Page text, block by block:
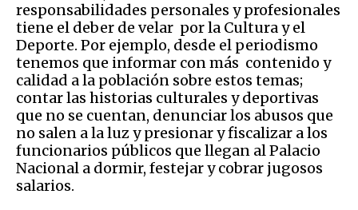
responsabilidades personales y profesionales
tiene el deber de velar por la Cultura y el
Deporte. Por ejemplo, desde el periodismo
tenemos que informar con más contenido y
calidad a la población sobre estos temas;
contar las historias culturales y deportivas
que no se cuentan, denunciar los abusos que
no salen a la luz y presionar y fiscalizar a los
funcionarios públicos que llegan al Palacio
Nacional a dormir, festejar y cobrar jugosos
salarios.